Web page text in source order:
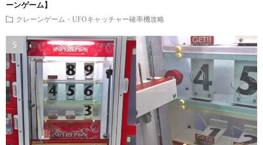
ーンゲーム】
クレーンゲーム・UFOキャッチャー確率機攻略